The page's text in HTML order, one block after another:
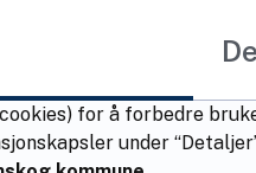
Ja Nei
for å forbedre
under